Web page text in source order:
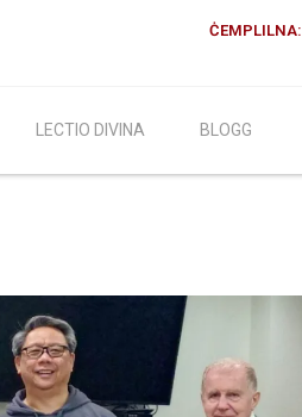
Fittex:
ĊEMPLILNA:
LECTIO DIVINA BLOGG